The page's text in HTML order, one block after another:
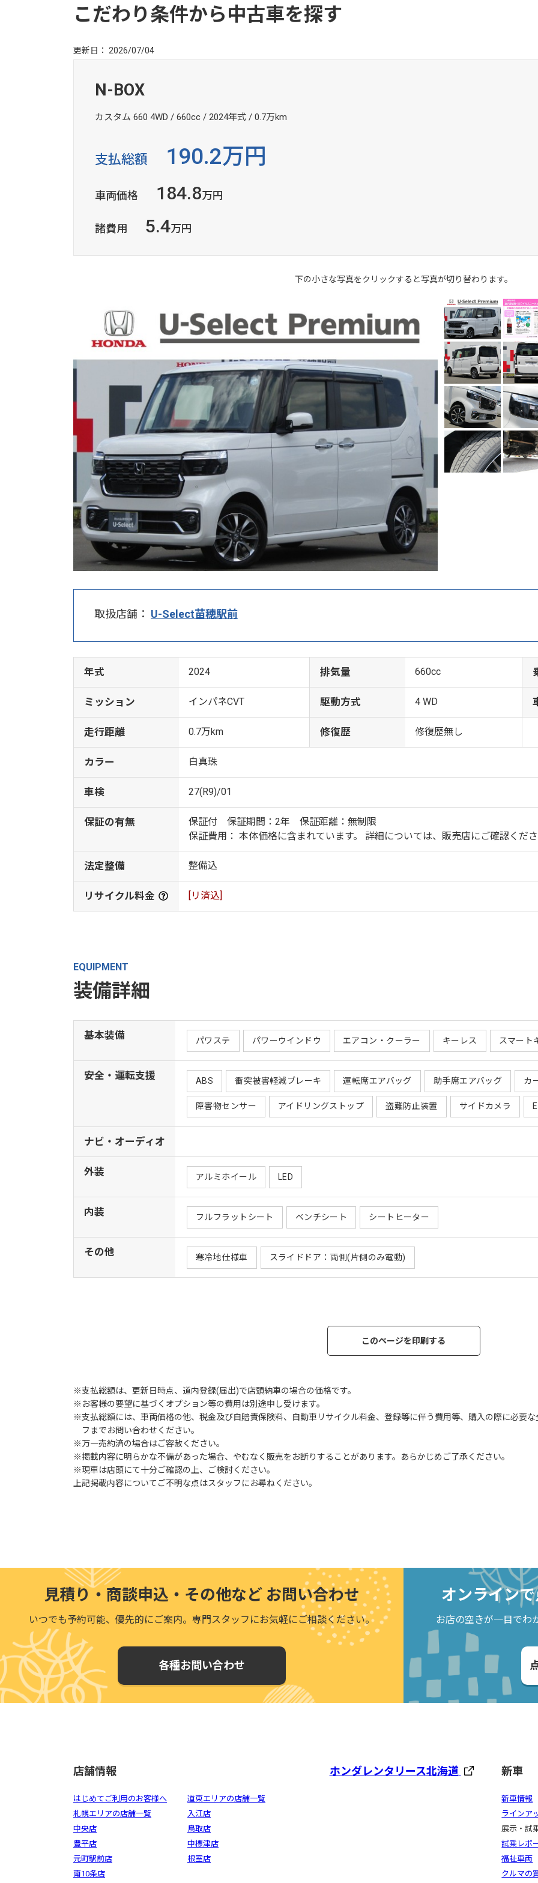
こだわり条件から中古車を探す
更新日： 2026/07/04
N-BOX
カスタム 660 4WD / 660cc / 2024年式 / 0.7万km
支払総額 190.2万円
車両価格 184.8万円
諸費用 5.4万円
下の小さな写真をクリックすると写真が切り替わります。
取扱店舗： U-Select苗穂駅前
年式 2024 排気量 660cc
ミッション インパネCVT 駆動方式 4 WD
走行距離 0.7万km 修復歴 修復歴無し
カラー 白真珠
車検 27(R9)/01
保証の有無
保証付 保証期間：2年 保証距離：無制限
保証費用： 本体価格に含まれています。 詳細については、販売店にご確認くださ
法定整備 整備込
リサイクル料金 [リ済込]
EQUIPMENT
装備詳細
基本装備 パワステ パワーウインドウ エアコン・クーラー キーレス スマート
安全・運転支援 ABS 衝突被害軽減ブレーキ 運転席エアバッグ 助手席エアバッグ カ
障害物センサー アイドリングストップ 盗難防止装置 サイドカメラ
ナビ・オーディオ
外装 アルミホイール LED
内装 フルフラットシート ベンチシート シートヒーター
その他 寒冷地仕様車 スライドドア：両側(片側のみ電動)
このページを印刷する
※支払総額は、更新日時点、道内登録(届出)で店頭納車の場合の価格です。
※お客様の要望に基づくオプション等の費用は別途申し受けます。
※支払総額には、車両価格の他、税金及び自賠責保険料、自動車リサイクル料金、登録等に伴う費用等、購入の際に必要
フまでお問い合わせください。
※万一売約済の場合はご容赦ください。
※掲載内容に明らかな不備があった場合、やむなく販売をお断りすることがあります。あらかじめご了承ください。
※現車は店頭にて十分ご確認の上、ご検討ください。
上記掲載内容についてご不明な点はスタッフにお尋ねください。
見積り・商談申込・その他など お問い合わせ
いつでも予約可能、優先的にご案内。 専門スタッフにお気軽にご相談ください。
各種お問い合わせ
オンライン
お店の空きが一目でわ
店舗情報
はじめてご利用のお客様へ
札幌エリアの店舗一覧
中央店
豊平店
元町駅前店
南10条店
道東エリアの店舗一覧
入江店
鳥取店
中標津店
根室店
ホンダレンタリース北海道 新車
新車情報
ラインア
展示・試
試乗レポ
福祉車両
クルマの